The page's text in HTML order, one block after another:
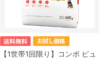
【1世帯1回限り】コンボ ピュ